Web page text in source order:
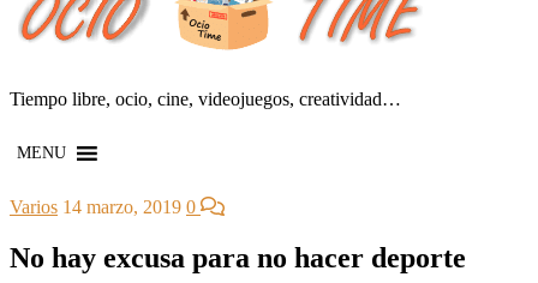
Tiempo libre, ocio, cine, videojuegos, creatividad…
MENU
Varios 14 marzo, 2019 0
No hay excusa para no hacer deporte